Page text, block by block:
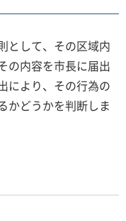
として、その区域内
の内容を市長に届出
により、その行為の
かどうかを判断しま